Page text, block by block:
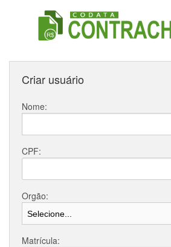
Criar usuário
Nome:
CPF:
Orgão:
Matrícula: